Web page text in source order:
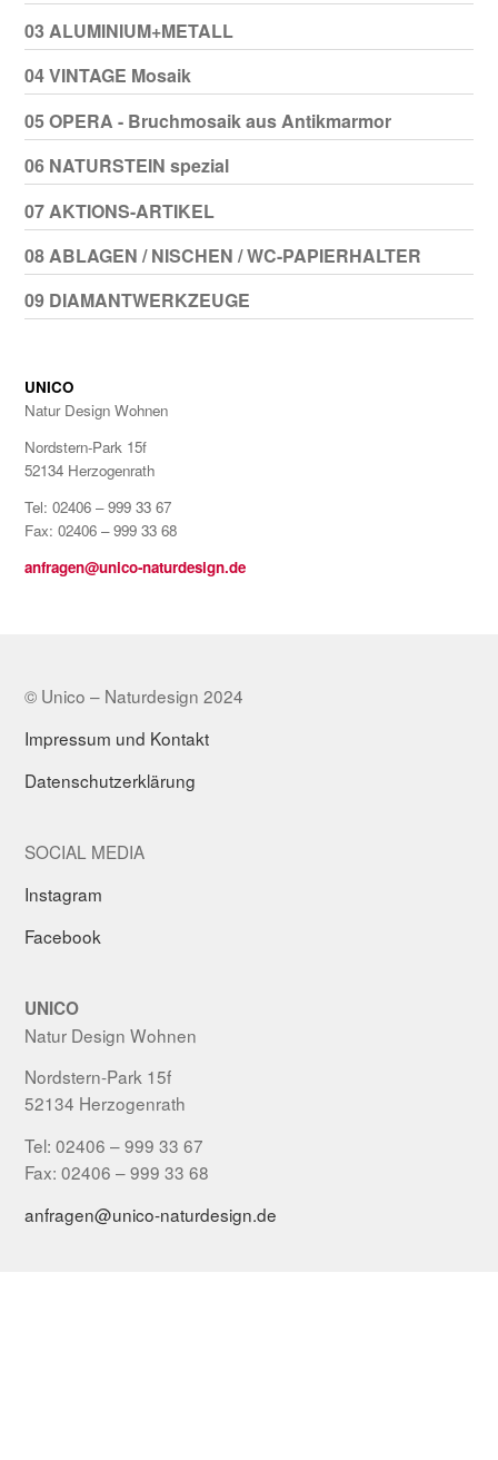
03 ALUMINIUM+METALL
04 VINTAGE Mosaik
05 OPERA - Bruchmosaik aus Antikmarmor
06 NATURSTEIN spezial
07 AKTIONS-ARTIKEL
08 ABLAGEN / NISCHEN / WC-PAPIERHALTER
09 DIAMANTWERKZEUGE
UNICO
Natur Design Wohnen
Nordstern-Park 15f
52134 Herzogenrath
Tel: 02406 – 999 33 67
Fax: 02406 – 999 33 68
anfragen@unico-naturdesign.de
© Unico – Naturdesign 2024
Impressum und Kontakt
Datenschutzerklärung
SOCIAL MEDIA
Instagram
Facebook
UNICO
Natur Design Wohnen
Nordstern-Park 15f
52134 Herzogenrath
Tel: 02406 – 999 33 67
Fax: 02406 – 999 33 68
anfragen@unico-naturdesign.de